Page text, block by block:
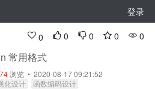
登录
0 0 0 0 0
常用格式
浏览 • 2020-08-17 09:21:52
化设计 函数编码设计